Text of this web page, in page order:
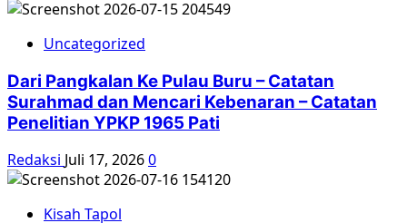
Uncategorized
Dari Pangkalan Ke Pulau Buru – Catatan
Surahmad dan Mencari Kebenaran – Catatan
Penelitian YPKP 1965 Pati
Redaksi Juli 17, 20260
Kisah Tapol